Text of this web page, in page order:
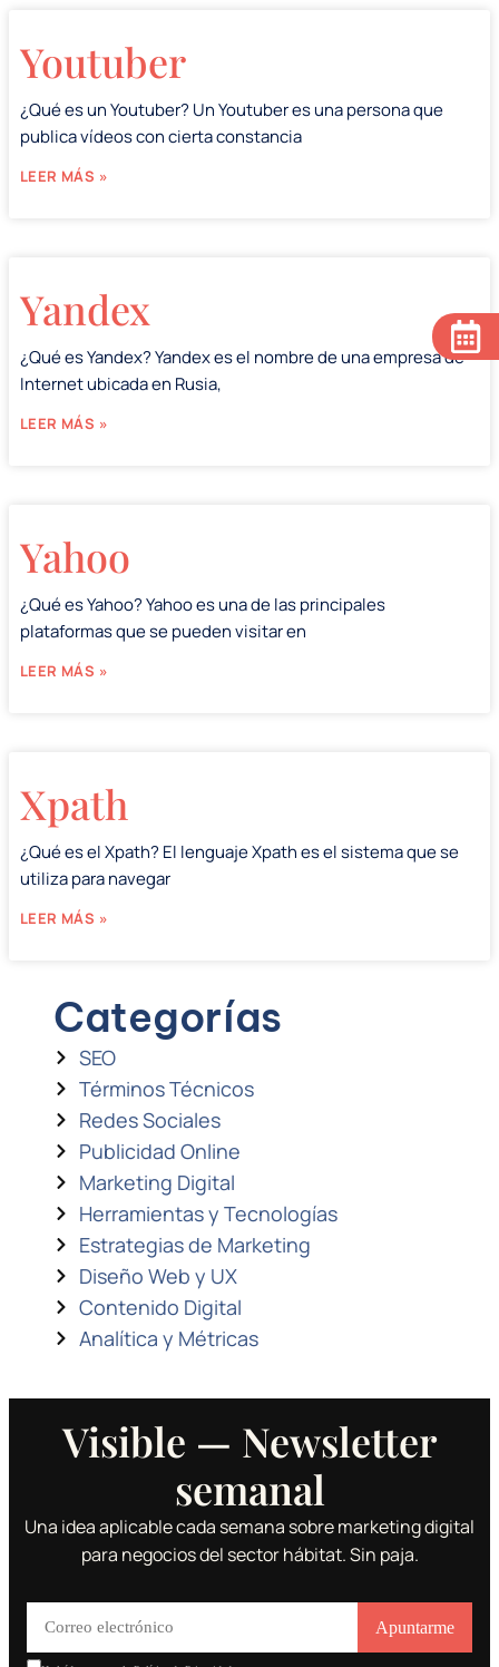
Youtuber
¿Qué es un Youtuber? Un Youtuber es una persona que
publica vídeos con cierta constancia
LEER MÁS »
Yandex
¿Qué es Yandex? Yandex es el nombre de una empresa de
Internet ubicada en Rusia,
LEER MÁS »
Yahoo
¿Qué es Yahoo? Yahoo es una de las principales
plataformas que se pueden visitar en
LEER MÁS »
Xpath
¿Qué es el Xpath? El lenguaje Xpath es el sistema que se
utiliza para navegar
LEER MÁS »
Categorías
SEO
Términos Técnicos
Redes Sociales
Publicidad Online
Marketing Digital
Herramientas y Tecnologías
Estrategias de Marketing
Diseño Web y UX
Contenido Digital
Analítica y Métricas
Visible — Newsletter
semanal
Una idea aplicable cada semana sobre marketing digital
para negocios del sector hábitat. Sin paja.